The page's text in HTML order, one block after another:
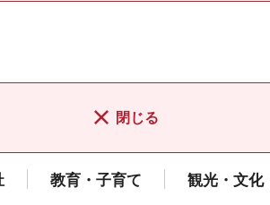
閉じる
教育・子育て 観光・文化